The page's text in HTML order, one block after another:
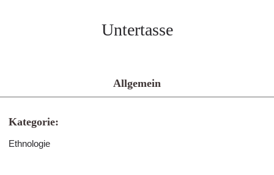
Untertasse
Allgemein
Kategorie:
Ethnologie